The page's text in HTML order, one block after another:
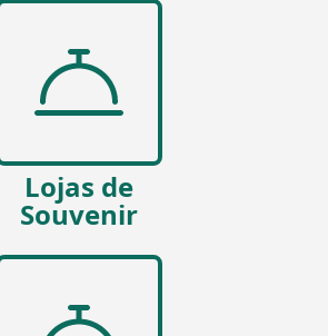
Lojas de
Souvenir